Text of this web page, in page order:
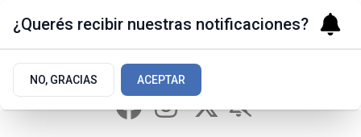
¿Querés recibir nuestras notificaciones?
NO, GRACIAS ACEPTAR